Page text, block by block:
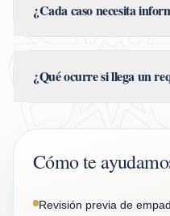
¿Cada caso necesita
¿Qué ocurre si llega un
Cómo te
Revisión previa de